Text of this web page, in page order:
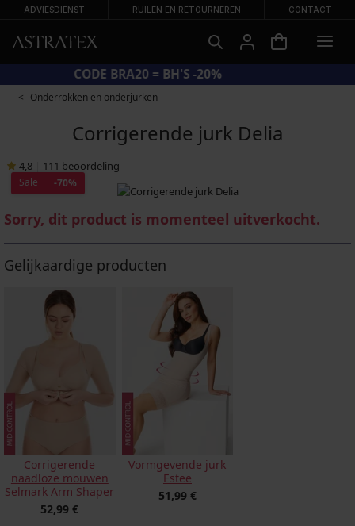
ADVIESDIENST RUILEN EN RETOURNEREN CONTACT
CODE BRA20 = BH'S -20%
Onderrokken en onderjurken
Corrigerende jurk Delia
4,8 111 beoordeling
Sale -70%
Sorry, dit product is momenteel uitverkocht.
Gelijkaardige producten
Corrigerende
naadloze mouwen
Selmark Arm Shaper
52,99 €
Vormgevende jurk
Estee
51,99 €